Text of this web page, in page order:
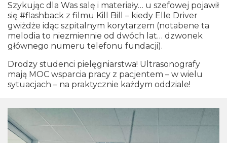
Szykując dla Was salę i materiały… u szefowej pojawił
się #flashback z filmu Kill Bill – kiedy Elle Driver
gwiżdże idąc szpitalnym korytarzem (notabene ta
melodia to niezmiennie od dwóch lat… dzwonek
głównego numeru telefonu fundacji).
Drodzy studenci pielęgniarstwa! Ultrasonografy
mają MOC wsparcia pracy z pacjentem – w wielu
sytuacjach – na praktycznie każdym oddziale!